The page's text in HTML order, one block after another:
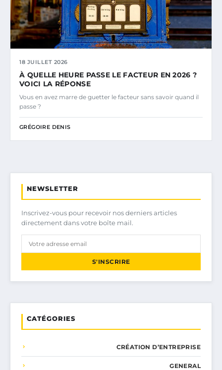
18 JUILLET 2026
À QUELLE HEURE PASSE LE FACTEUR EN 2026 ?
VOICI LA RÉPONSE
Vous en avez marre de guetter le facteur sans savoir quand il
passe ?
GRÉGOIRE DENIS
NEWSLETTER
Inscrivez-vous pour recevoir nos derniers articles
directement dans votre boîte mail.
S'INSCRIRE
CATÉGORIES
CRÉATION D’ENTREPRISE
GENERAL